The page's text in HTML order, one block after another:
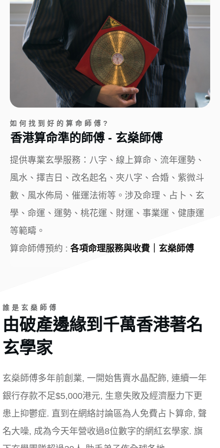
如何找到好的算命師傅?
香港算命準的師傅 - 玄燊師傅
提供專業玄學服務：八字、線上算命、流年運勢、
風水、擇吉日、改名起名、夾八字、合婚、紫微斗
數、風水佈局、催運法術等。涉及命理、占卜、玄
學、命運、運勢、桃花運、財運、事業運、健康運
等範疇。
算命師傅預約 : 各項命理服務與收費｜玄燊師傅
誰是玄燊師傅
由破產邊緣到千萬香港著名
玄學家
玄燊師傅多年前創業, 一開始售賣水晶配飾, 連續一年
銀行存款不足$5,000港元, 生意失敗及經濟壓力下更
患上抑鬱症. 直到在網絡討論區為人免費占卜算命, 聲
名大噪, 成為今天年營收過8位數字的網紅玄學家. 旗